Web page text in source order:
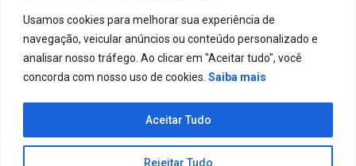
Usamos cookies para melhorar sua experiência de
navegação, veicular anúncios ou conteúdo personalizado e
analisar nosso tráfego. Ao clicar em "Aceitar tudo", você
concorda com nosso uso de cookies. Saiba mais
Rejeitar Tudo
Aceitar Tudo
Todos direitos reservados 2024.
Proudly powered by WordPress|Theme: Allure News
Candid Themes